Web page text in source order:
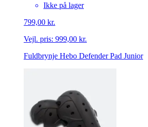
Ikke på lager
799,00 kr.
Vejl. pris: 999,00 kr.
Fuldbrynje Hebo Defender Pad Junior